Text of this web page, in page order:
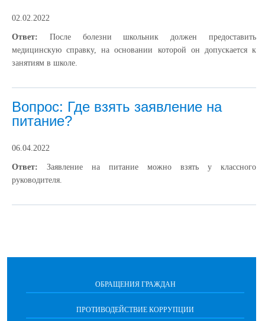
02.02.2022
Ответ: После болезни школьник должен предоставить
медицинскую справку, на основании которой он допускается к
занятиям в школе.
Вопрос: Где взять заявление на
питание?
06.04.2022
Ответ: Заявление на питание можно взять у классного
руководителя.
ОБРАЩЕНИЯ ГРАЖДАН
ПРОТИВОДЕЙСТВИЕ КОРРУПЦИИ